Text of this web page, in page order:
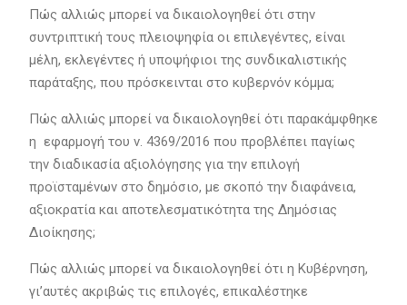
Πώς αλλιώς μπορεί να δικαιολογηθεί ότι στην
συντριπτική τους πλειοψηφία οι επιλεγέντες, είναι
μέλη, εκλεγέντες ή υποψήφιοι της συνδικαλιστικής
παράταξης, που πρόσκεινται στο κυβερνόν κόμμα;
Πώς αλλιώς μπορεί να δικαιολογηθεί ότι παρακάμφθηκε
η εφαρμογή του ν. 4369/2016 που προβλέπει παγίως
την διαδικασία αξιολόγησης για την επιλογή
προϊσταμένων στο δημόσιο, με σκοπό την διαφάνεια,
αξιοκρατία και αποτελεσματικότητα της Δημόσιας
Διοίκησης;
Πώς αλλιώς μπορεί να δικαιολογηθεί ότι η Κυβέρνηση,
γι’αυτές ακριβώς τις επιλογές, επικαλέστηκε